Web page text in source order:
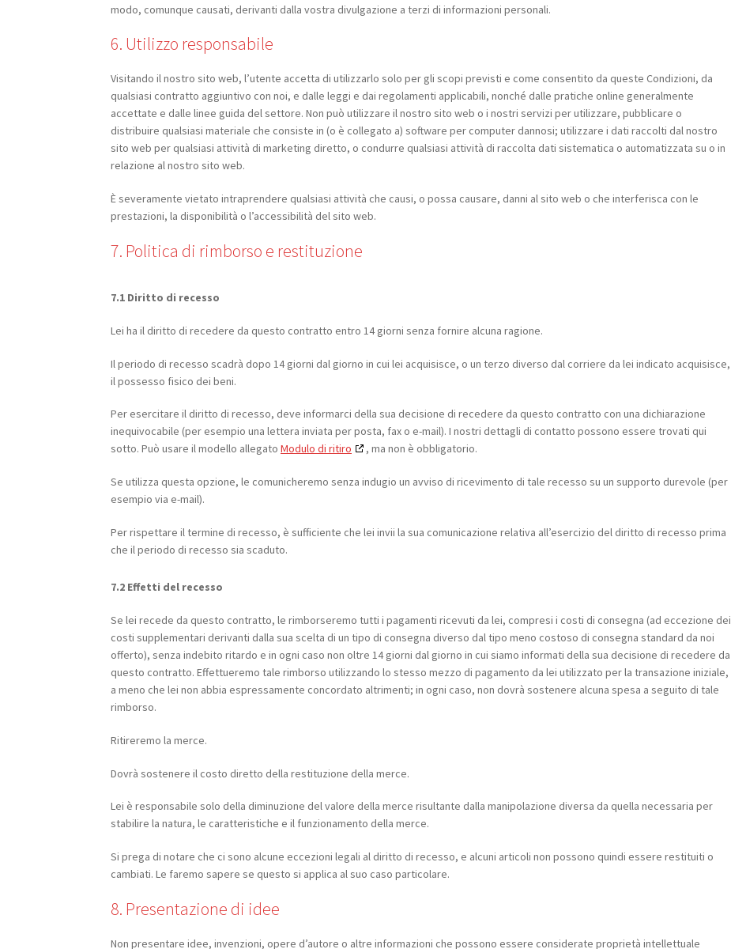
modo, comunque causati, derivanti dalla vostra divulgazione a terzi di informazioni personali.
6. Utilizzo responsabile
Visitando il nostro sito web, l’utente accetta di utilizzarlo solo per gli scopi previsti e come consentito da queste Condizioni, da
qualsiasi contratto aggiuntivo con noi, e dalle leggi e dai regolamenti applicabili, nonché dalle pratiche online generalmente
accettate e dalle linee guida del settore. Non può utilizzare il nostro sito web o i nostri servizi per utilizzare, pubblicare o
distribuire qualsiasi materiale che consiste in (o è collegato a) software per computer dannosi; utilizzare i dati raccolti dal nostro
sito web per qualsiasi attività di marketing diretto, o condurre qualsiasi attività di raccolta dati sistematica o automatizzata su o in
relazione al nostro sito web.
È severamente vietato intraprendere qualsiasi attività che causi, o possa causare, danni al sito web o che interferisca con le
prestazioni, la disponibilità o l’accessibilità del sito web.
7. Politica di rimborso e restituzione
7.1 Diritto di recesso
Lei ha il diritto di recedere da questo contratto entro 14 giorni senza fornire alcuna ragione.
Il periodo di recesso scadrà dopo 14 giorni dal giorno in cui lei acquisisce, o un terzo diverso dal corriere da lei indicato acquisisce,
il possesso fisico dei beni.
Per esercitare il diritto di recesso, deve informarci della sua decisione di recedere da questo contratto con una dichiarazione
inequivocabile (per esempio una lettera inviata per posta, fax o e-mail). I nostri dettagli di contatto possono essere trovati qui
sotto. Può usare il modello allegatoModulo di ritiro , ma non è obbligatorio.
Se utilizza questa opzione, le comunicheremo senza indugio un avviso di ricevimento di tale recesso su un supporto durevole (per
esempio via e-mail).
Per rispettare il termine di recesso, è sufficiente che lei invii la sua comunicazione relativa all’esercizio del diritto di recesso prima
che il periodo di recesso sia scaduto.
7.2 Effetti del recesso
Se lei recede da questo contratto, le rimborseremo tutti i pagamenti ricevuti da lei, compresi i costi di consegna (ad eccezione dei
costi supplementari derivanti dalla sua scelta di un tipo di consegna diverso dal tipo meno costoso di consegna standard da noi
offerto), senza indebito ritardo e in ogni caso non oltre 14 giorni dal giorno in cui siamo informati della sua decisione di recedere da
questo contratto. Effettueremo tale rimborso utilizzando lo stesso mezzo di pagamento da lei utilizzato per la transazione iniziale,
a meno che lei non abbia espressamente concordato altrimenti; in ogni caso, non dovrà sostenere alcuna spesa a seguito di tale
rimborso.
Ritireremo la merce.
Dovrà sostenere il costo diretto della restituzione della merce.
Lei è responsabile solo della diminuzione del valore della merce risultante dalla manipolazione diversa da quella necessaria per
stabilire la natura, le caratteristiche e il funzionamento della merce.
Si prega di notare che ci sono alcune eccezioni legali al diritto di recesso, e alcuni articoli non possono quindi essere restituiti o
cambiati. Le faremo sapere se questo si applica al suo caso particolare.
8. Presentazione di idee
Non presentare idee, invenzioni, opere d’autore o altre informazioni che possono essere considerate proprietà intellettuale